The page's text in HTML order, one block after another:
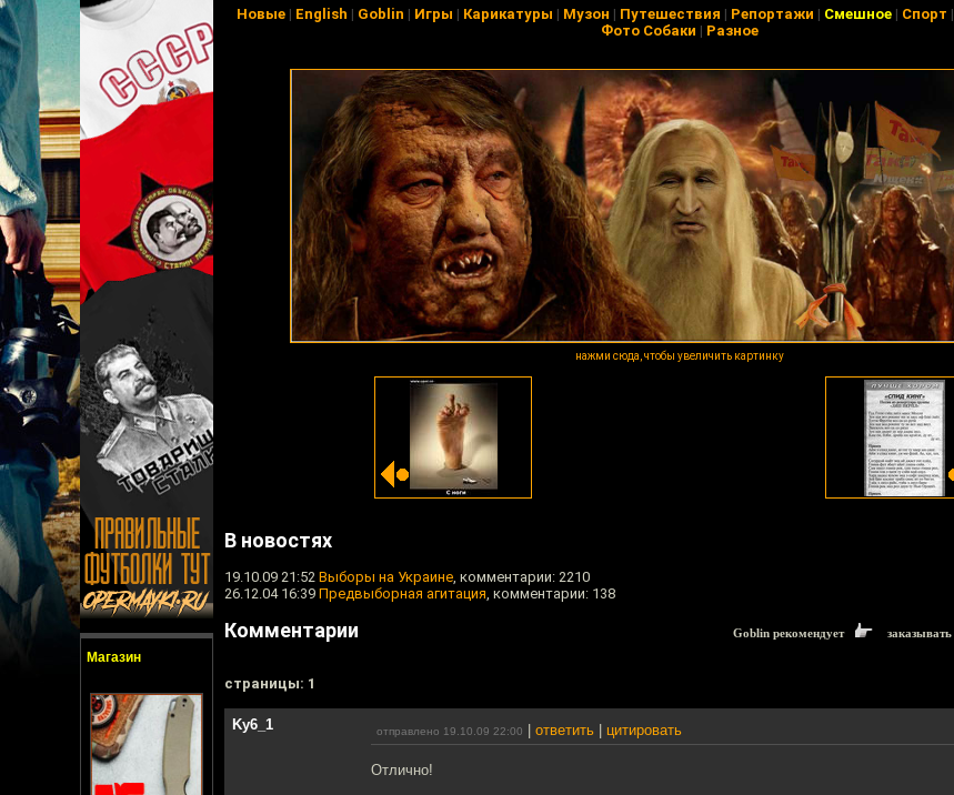
Магазин
Новые| English | Goblin | Игры | Карикатуры | Музон | Путешествия | Репортажи | Смешное| Спорт |
Фото Собаки | Разное
нажми сюда, чтобы увеличить картинку
В новостях
19.10.09 21:52 Выборы на Украине, комментарии: 2210
26.12.04 16:39 Предвыборная агитация, комментарии: 138
Комментарии Goblin рекомендует заказывать
cтраницы: 1
Ky6_1 отправлено 19.10.09 22:00 ответить цитировать
Отлично!